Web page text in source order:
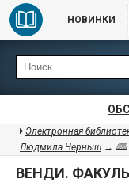
НОВИНКИ
Электронная
Людмила Черныш → 🕮
ВЕНДИ.